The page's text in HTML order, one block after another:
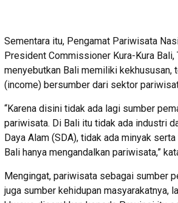
Sementara itu, Pengamat Pariwisata
President Commissioner Kura-Kura Bali,
menyebutkan Bali memiliki kekhususan,
(income) bersumber dari sektor
“Karena disini tidak ada lagi sumber
pariwisata. Di Bali itu tidak ada industri
Daya Alam (SDA), tidak ada minyak
Bali hanya mengandalkan pariwisata,”
Mengingat, pariwisata sebagai sumber
juga sumber kehidupan masyarakatnya,